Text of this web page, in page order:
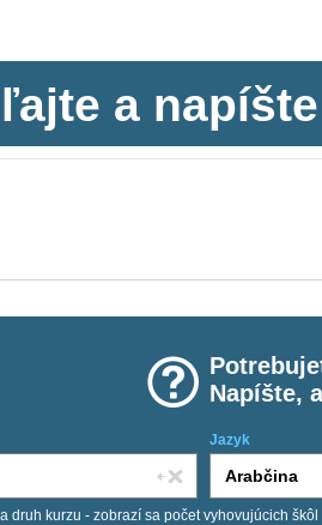
a
Napíšte,
Jazyk
druh kurzu - zobrazí sa počet vyhovujúcich škôl